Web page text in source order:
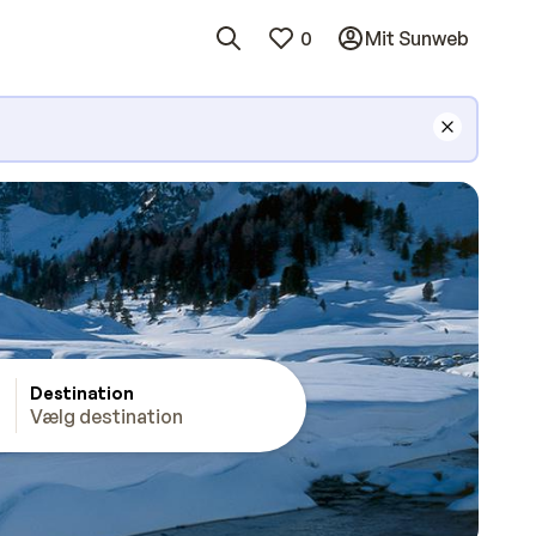
0 Mit Sunweb
Destination
Vælg destination